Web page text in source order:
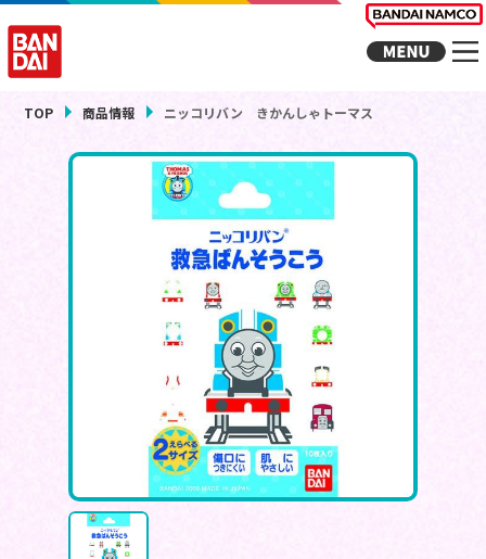
TOP 商品情報 ニッコリバン きかんしゃトーマス